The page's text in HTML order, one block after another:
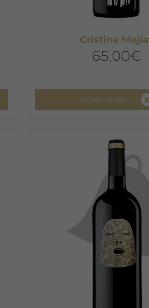
Cristina
65,00€
Añadir al carrito